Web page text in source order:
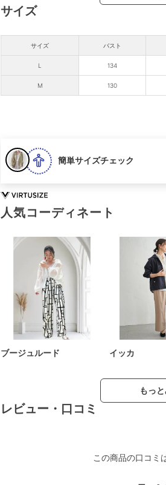
サイズ
サイズ
L
M
バスト
134
130
簡単サイズチェック
人気コーディネート
ブージュルード イッカ
もっ
レビュー・口コミ
この商品の口コミ